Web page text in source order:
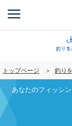
ン
に
移
動
釣りを
トップページ 釣り
あなたのフィッシ